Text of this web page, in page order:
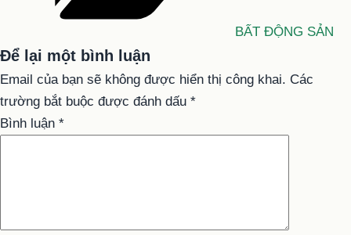
BẤT ĐỘNG SẢN
Để lại một bình luận
Email của bạn sẽ không được hiển thị công khai. Các
trường bắt buộc được đánh dấu *
Bình luận *